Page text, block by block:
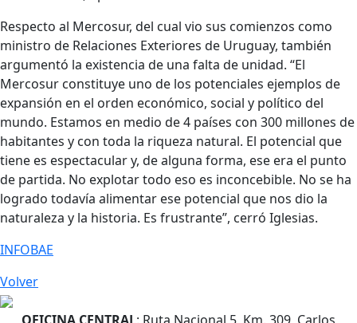
Respecto al Mercosur, del cual vio sus comienzos como
ministro de Relaciones Exteriores de Uruguay, también
argumentó la existencia de una falta de unidad. “El
Mercosur constituye uno de los potenciales ejemplos de
expansión en el orden económico, social y político del
mundo. Estamos en medio de 4 países con 300 millones de
habitantes y con toda la riqueza natural. El potencial que
tiene es espectacular y, de alguna forma, ese era el punto
de partida. No explotar todo eso es inconcebible. No se ha
logrado todavía alimentar ese potencial que nos dio la
naturaleza y la historia. Es frustrante”, cerró Iglesias.
INFOBAE
Volver
OFICINA CENTRAL : Ruta Nacional 5, Km. 309, Carlos